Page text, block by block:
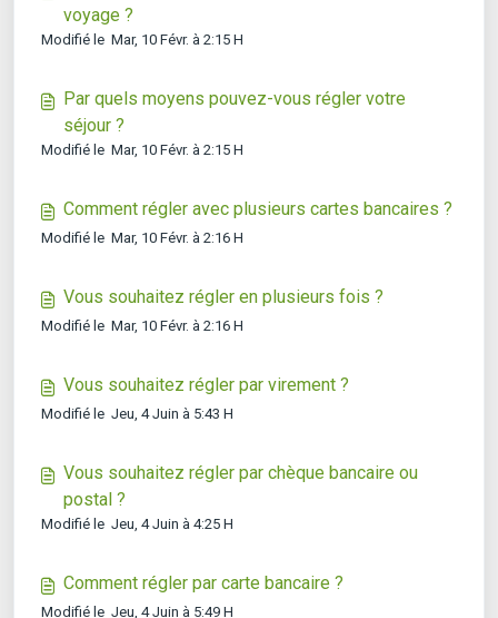
voyage ?
Modifié le Mar, 10 Févr. à 2:15 H
Par quels moyens pouvez-vous régler votre
séjour ?
Modifié le Mar, 10 Févr. à 2:15 H
Comment régler avec plusieurs cartes bancaires ?
Modifié le Mar, 10 Févr. à 2:16 H
Vous souhaitez régler en plusieurs fois ?
Modifié le Mar, 10 Févr. à 2:16 H
Vous souhaitez régler par virement ?
Modifié le Jeu, 4 Juin à 5:43 H
Vous souhaitez régler par chèque bancaire ou
postal ?
Modifié le Jeu, 4 Juin à 4:25 H
Comment régler par carte bancaire ?
Modifié le Jeu, 4 Juin à 5:49 H